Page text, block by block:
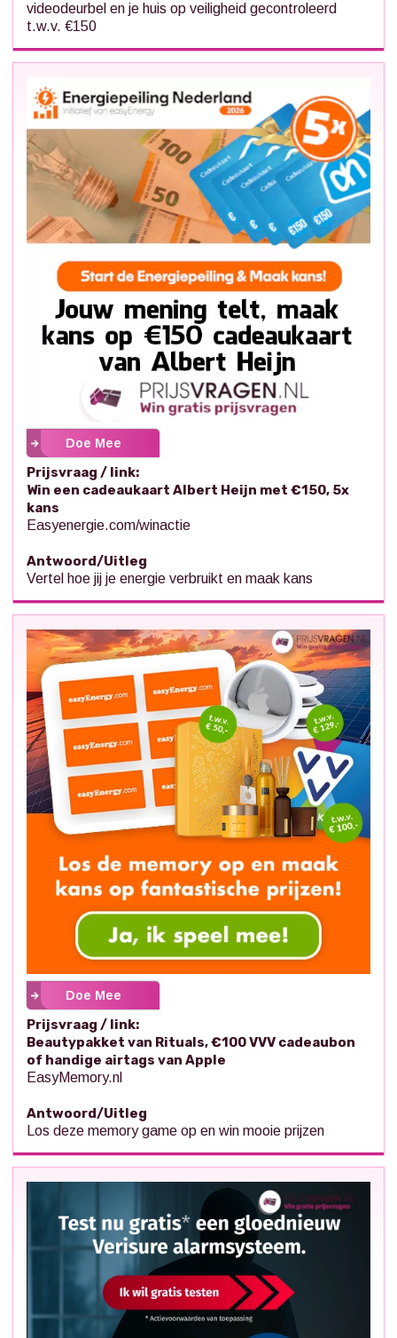
videodeurbel en je huis op veiligheid gecontroleerd
t.w.v. €150
Doe Mee
Prijsvraag / link:
Win een cadeaukaart Albert Heijn met €150, 5x
kans
Easyenergie.com/winactie
Antwoord/Uitleg
Vertel hoe jij je energie verbruikt en maak kans
Doe Mee
Prijsvraag / link:
Beautypakket van Rituals, €100 VVV cadeaubon
of handige airtags van Apple
EasyMemory.nl
Antwoord/Uitleg
Los deze memory game op en win mooie prijzen